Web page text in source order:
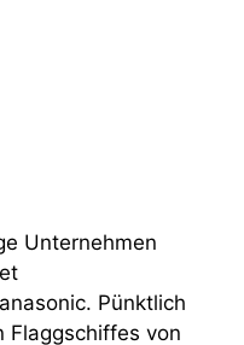
Unternehmen
Pünktlich
Flaggschiffes von